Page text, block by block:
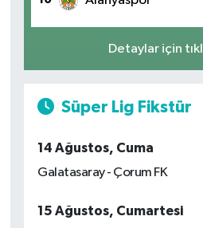
Detaylar için
Süper Lig Fikstür
14 Ağustos, Cuma
Galatasaray - Çorum FK
15 Ağustos, Cumartesi